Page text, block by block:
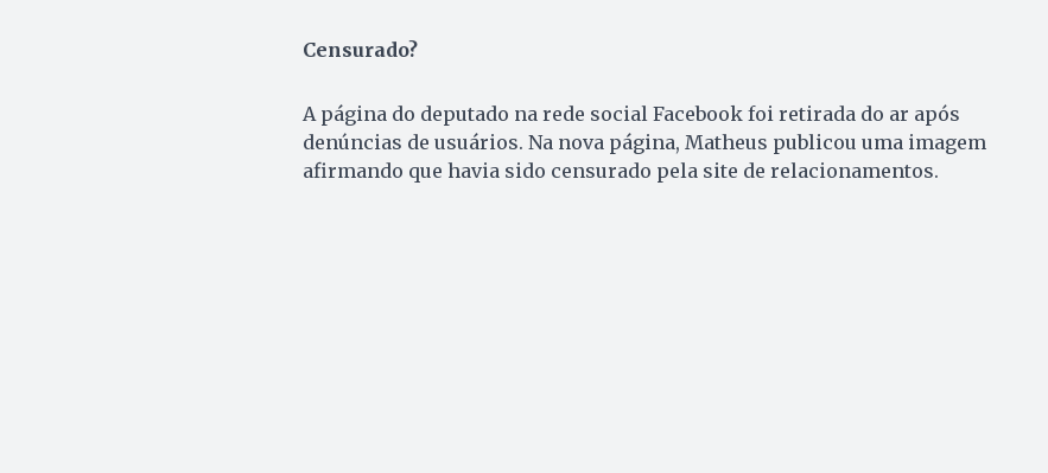
Censurado?
A página do deputado na rede social Facebook foi retirada do ar após
denúncias de usuários. Na nova página, Matheus publicou uma imagem
afirmando que havia sido censurado pela site de relacionamentos.